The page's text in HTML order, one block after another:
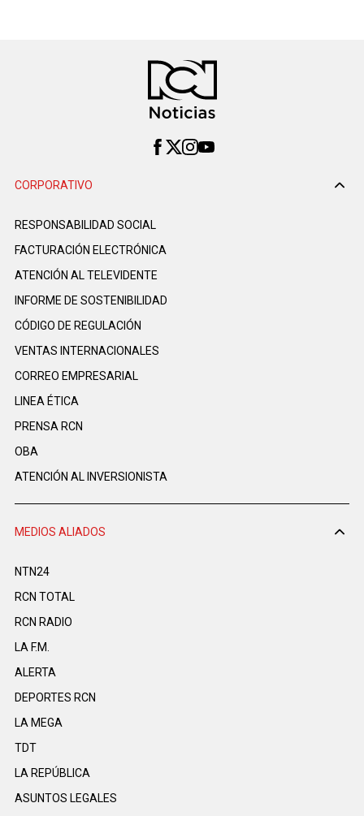
CORPORATIVO
RESPONSABILIDAD SOCIAL
FACTURACIÓN ELECTRÓNICA
ATENCIÓN AL TELEVIDENTE
INFORME DE SOSTENIBILIDAD
CÓDIGO DE REGULACIÓN
VENTAS INTERNACIONALES
CORREO EMPRESARIAL
LINEA ÉTICA
PRENSA RCN
OBA
ATENCIÓN AL INVERSIONISTA
MEDIOS ALIADOS
NTN24
RCN TOTAL
RCN RADIO
LA F.M.
ALERTA
DEPORTES RCN
LA MEGA
TDT
LA REPÚBLICA
ASUNTOS LEGALES